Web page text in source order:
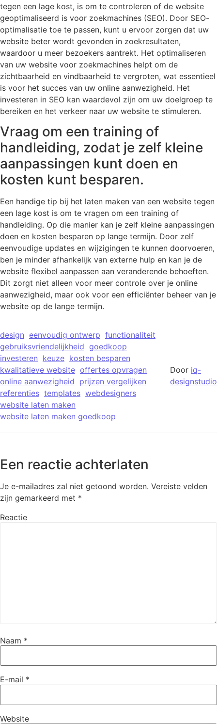
tegen een lage kost, is om te controleren of de website
geoptimaliseerd is voor zoekmachines (SEO). Door SEO-
optimalisatie toe te passen, kunt u ervoor zorgen dat uw
website beter wordt gevonden in zoekresultaten,
waardoor u meer bezoekers aantrekt. Het optimaliseren
van uw website voor zoekmachines helpt om de
zichtbaarheid en vindbaarheid te vergroten, wat essentieel
is voor het succes van uw online aanwezigheid. Het
investeren in SEO kan waardevol zijn om uw doelgroep te
bereiken en het verkeer naar uw website te stimuleren.
Vraag om een training of
handleiding, zodat je zelf kleine
aanpassingen kunt doen en
kosten kunt besparen.
Een handige tip bij het laten maken van een website tegen
een lage kost is om te vragen om een training of
handleiding. Op die manier kan je zelf kleine aanpassingen
doen en kosten besparen op lange termijn. Door zelf
eenvoudige updates en wijzigingen te kunnen doorvoeren,
ben je minder afhankelijk van externe hulp en kan je de
website flexibel aanpassen aan veranderende behoeften.
Dit zorgt niet alleen voor meer controle over je online
aanwezigheid, maar ook voor een efficiënter beheer van je
website op de lange termijn.
design eenvoudig ontwerp functionaliteit
gebruiksvriendelijkheid goedkoop
investeren keuze kosten besparen
kwalitatieve website offertes opvragen
online aanwezigheid prijzen vergelijken
referenties templates webdesigners
website laten maken
website laten maken goedkoop
Door iq-
designstudio
Een reactie achterlaten
Je e-mailadres zal niet getoond worden. Vereiste velden
zijn gemarkeerd met *
Reactie
Naam *
E-mail *
Website